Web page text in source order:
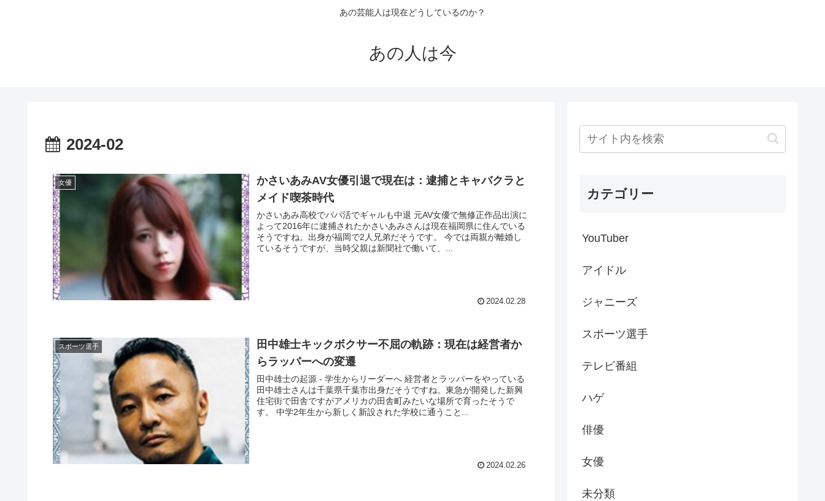
あの芸能人は現在どうしているのか？
あの人は今
2024-02
女優
かさいあみAV女優引退で現在は：逮捕とキャバクラと
メイド喫茶時代
かさいあみ高校でパパ活でギャルも中退 元AV女優で無修正作品出演に
よって2016年に逮捕されたかさいあみさんは現在福岡県に住んでいる
そうですね。出身が福岡で2人兄弟だそうです。 今では両親が離婚し
ているそうですが、当時父親は新聞社で働いて、...
2024.02.28
スポーツ選手
田中雄士キックボクサー不屈の軌跡：現在は経営者か
らラッパーへの変遷
田中雄士の起源 - 学生からリーダーへ 経営者とラッパーをやっている
田中雄士さんは千葉県千葉市出身だそうですね。東急が開発した新興
住宅街で田舎ですがアメリカの田舎町みたいな場所で育ったそうで
す。 中学2年生から新しく新設された学校に通うこと...
2024.02.26
カテゴリー
YouTuber
アイドル
ジャニーズ
スポーツ選手
テレビ番組
ハゲ
俳優
女優
未分類